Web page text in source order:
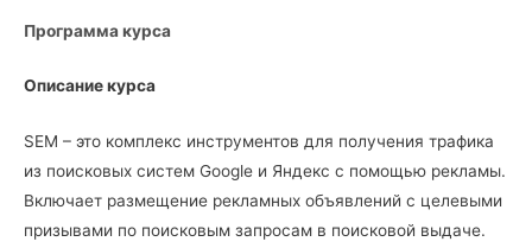
Программа курса
Описание курса
SEM – это комплекс инструментов для получения трафика
из поисковых систем Google и Яндекс с помощью рекламы.
Включает размещение рекламных объявлений с целевыми
призывами по поисковым запросам в поисковой выдаче.